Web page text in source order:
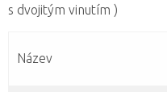
s dvojitým vinutím )
Název